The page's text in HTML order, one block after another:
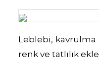
Leblebi, kavrulma
renk ve tatlılık